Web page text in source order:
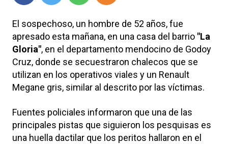
El sospechoso, un hombre de 52 años, fue
apresado esta mañana, en una casa del barrio "La
Gloria", en el departamento mendocino de Godoy
Cruz, donde se secuestraron chalecos que se
utilizan en los operativos viales y un Renault
Megane gris, similar al descrito por las víctimas.
Fuentes policiales informaron que una de las
principales pistas que siguieron los pesquisas es
una huella dactilar que los peritos hallaron en el